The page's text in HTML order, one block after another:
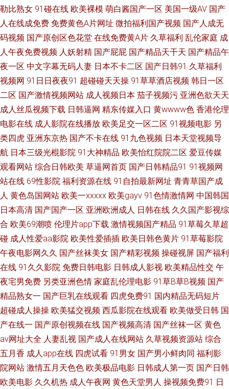
91福利导航在线观看 国产亚洲欧美专区精品 视频列表日韩 91亚洲 久久精品
久久 色色污污视频 www91熟女 老湿机午夜剧场 婷婷亚洲先锋影音 91视频
在线观看h 乱交精品国产欧美 综合色图东京热 传媒二区传媒 麻豆操操操 91
福利社 超碰资源网 老师机午夜福利Av 午夜成人在线永久 91最新在线观看视
频在线 久久精品福利资源站 影音先锋加勒比系列 福利久久草 日本韩国久久
91极速版在线看 国产精品久久自啪 日韩第一页精品 91三及片网址 黑丝露胸
抖胸美女 午夜剧场久久 91美网站 久久艹一本 亚洲三级网址 92国产视频 黄
色网入口站未满18 中文字幕在线欧洲 俺来也俺去也肛交 乱日P欧美 亚洲情
黄 日韩婷婷五月 91素人約啪 久久精品网 在线观看淫藏漫阁入口 www91男
人 日本成人天堂在线 91免费福利在线视频 黄色亚洲 色资源在线 91夜剧场
久草福利免费 影音先锋av成人电影 91在线小视频 精东黄色 亚洲精品一区二
区无码 福利研究所网址导航 色播东京热 国产福利AV网站 午夜寂寞视频福利
91网在线看 黑丝美女av91 五月天先锋影音 俺也去色官网站 伦乱一区二区 夜
夜骑人人乐 99久久国产免费观 91精品视频入口 美女黑丝视频网站 91草13
勒比熟女 91碰在线 欧美裸模 萌白酱国产一区 美国一级AV 国产
人在线成免费 免费黄色A片网址 微拍福利国产视频 国产人成无
码视频 国产原创区色花堂 在线免费黄A片 久草福利 乱伦家庭 成
人午夜免费视频 人妖射精 国产屁屁 国产精品天干天 国产精品午
夜一区 中文字幕无码人妻 日本不卡二区 国产日韩91 久草福利
视频网 91日日夜夜91 超碰碰天天操 91草草酒店视频 韩日一区
二区 国产激情视频网站 成人视频日本 茄子视频污 亚洲色欲天天
成人丝瓜视频下载 日韩逼网 精东传媒入口 黄wwww色 香港伦理
电影在线 成人影院在线播放 欧美足交一区二区 91视频电影 另
类四虎 亚洲东京热 国产不卡在线 91九色视频 日本天堂视频导
航 日本三级光棍影院 91大神精品 欧美怡红院院二区 爱豆传媒
观看网站 综合日韩欧美 草逼网首页 国产日韩精品91 91视频网
站在线 69性影院 福利资源在线 91自拍最新网址 青青草国产成
人 黄色岛国网站 欧美一xxxxx 欧美gayv 91色情激情网 中国韩国
日本高清 国产国产一区 亚洲欧洲成人 日韩在线 久久国产影视综
合 欧美69潮喷 伦理片app下载 激情视频国产精品 91草莓久草超
碰 成人性爱aa影院 欧美性爱插插 欧美日韩色黄片 91草莓影院
午夜电影网久久 国产丝袜美女 国产精彩视频 操碰视屏 国产福利
在线 91久久影院 免费日韩电影 日韩成人影视 欧美精品性交 午
夜宅男免费 另类亚洲色情 家庭乱伦理电影 91草B草B视频 国产
精品熟女一 国产巨乳在线观看 四虎免费91 国内精品无码短片
超碰成人操操 欧美猛交视频 西瓜影院在线观看 欧美做受日韩 国
产在线一 国产原创视频在线 国产视频高清 国产丝袜一区 黄色
av网址大全 人妻乱视 国产成人在线网站 久草视频资源站 综合
五月香 成人app在线 四虎试看 91男女 国产男小鲜肉同 福利影
院网站 激情五月天色色 欧美极品电影 日韩成人第一页 国产日韩
欧美电影 久久机热 成人午夜网 黄色天堂男人 操视频免费91 日